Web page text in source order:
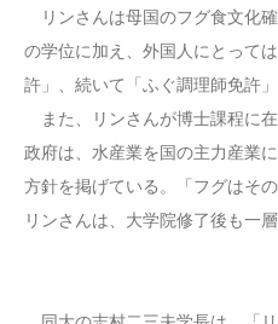
リンさんは母国のフグ食文化
の学位に加え、外国人にとって
許」、続いて「ふぐ調理師免許
また、リンさんが博士課程に
政府は、水産業を国の主力産業
方針を掲げている。「フグはそ
リンさんは、大学院修了後も一